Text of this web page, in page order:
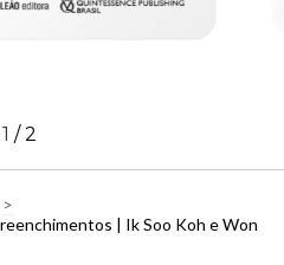
1 /2
>
| Ik Soo Koh e Won